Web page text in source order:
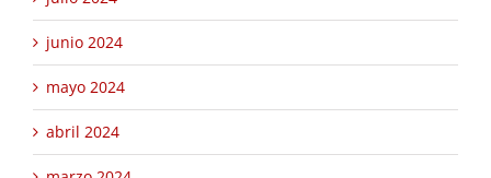
junio 2024
mayo 2024
abril 2024